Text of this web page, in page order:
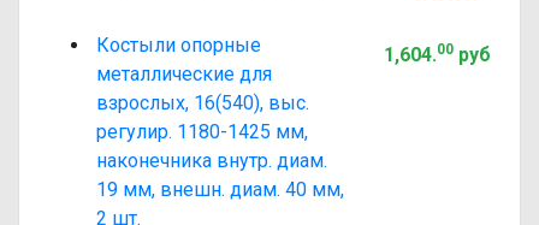
Костыли опорные
металлические для
взрослых, 16(540), выс.
регулир. 1180-1425 мм,
наконечника внутр. диам.
19 мм, внешн. диам. 40 мм,
2 шт.
1,604.00руб